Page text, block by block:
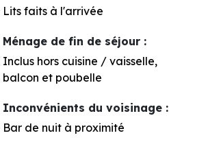
Lits faits à l'arrivée
Ménage de fin de séjour :
Inclus hors cuisine / vaisselle,
balcon et poubelle
Inconvénients du voisinage :
Bar de nuit à proximité